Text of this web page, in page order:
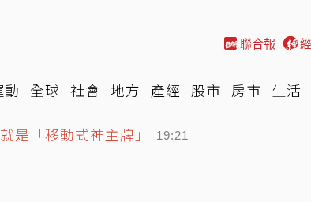
聯合報
動 全球 社會 地方 產經 股市 房市 生活
是「移動式神主牌」
本輸慘 崩潰想悔婚：放男友自由